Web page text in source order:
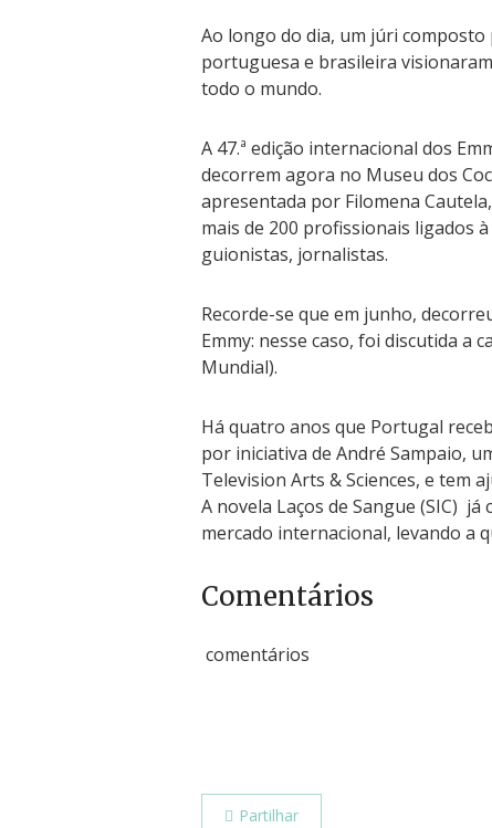
Ao longo do dia, um júri
portuguesa e brasileira
todo o mundo.
A 47.ª edição internacional dos
decorrem agora no Museu dos
apresentada por Filomena
mais de 200 profissionais ligados
guionistas, jornalistas.
Recorde-se que em junho,
Emmy: nesse caso, foi discutida a
Mundial).
Há quatro anos que Portugal
por iniciativa de André Sampaio,
Television Arts & Sciences, e tem
A novela Laços de Sangue (SIC)
mercado internacional, levando a
Comentários
comentários
Partilhar